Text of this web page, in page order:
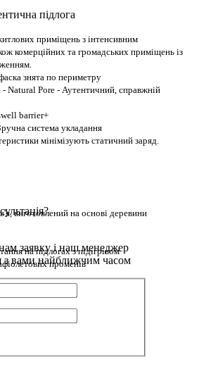
підлога
приміщень з інтенсивним
комерційних та громадських приміщень із
знята по периметру
- Natural Pore - Аутентичний, справжній
barrier+
система укладання
мінімізують статичний заряд.
виготовлений на основі деревини
на підлогах з підігрівом
променів
заявку і наш менеджер
з вами найближчим часом